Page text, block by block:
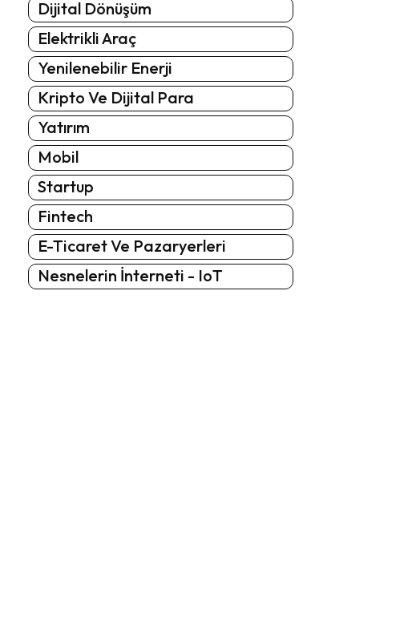
Dijital Dönüşüm
Elektrikli Araç
Yenilenebilir Enerji
Kripto Ve Dijital Para
Yatırım
Mobil
Startup
Fintech
E-Ticaret Ve Pazaryerleri
Nesnelerin İnterneti - IoT